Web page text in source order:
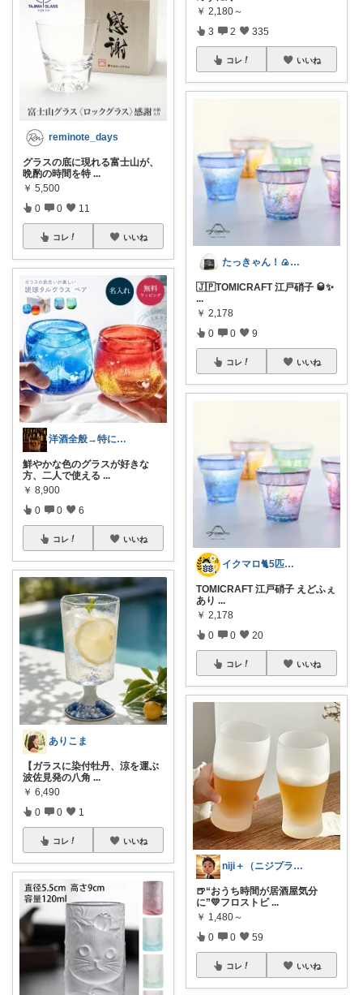
reminote_days
グラスの底に現れる富士山が、
晩酌の時間を特 ...
￥ 5,500
0 0 11
コレ いいね
洋酒全般→特にシングルモルト好き
鮮やかな色のグラスが好きな
方、二人で使える ...
￥ 8,900
0 0 6
コレ いいね
ありこま
【ガラスに染付牡丹、涼を運ぶ
波佐見発の八角 ...
￥ 6,490
0 0 1
コレ いいね
￥ 2,180～
3 2 335
コレ いいね
たっきゃん！🍙日陰で休憩してね🍉
🇯🇵TOMICRAFT 江戸硝子 🥃✨
...
￥ 2,178
0 0 9
コレ いいね
イクマロ🐈5匹の猫とおうちカフェ☕️
TOMICRAFT 江戸硝子 えどふぇ
あり ...
￥ 2,178
0 0 20
コレ いいね
niji＋（ニジプラス）感謝しています
🍺“おうち時間が居酒屋気分
に”💛フロストビ ...
￥ 1,480～
0 0 59
コレ いいね